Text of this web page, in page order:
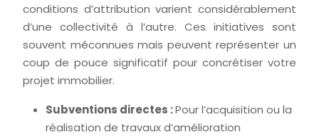
conditions d’attribution varient considérablement
d’une collectivité à l’autre. Ces initiatives sont
souvent méconnues mais peuvent représenter un
coup de pouce significatif pour concrétiser votre
projet immobilier.
Subventions directes :Pour l’acquisition ou la
réalisation de travaux d’amélioration